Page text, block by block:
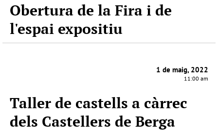
Obertura de la Fira i de
l'espai expositiu
1 de maig, 2022
11:00 am
Taller de castells a càrrec
dels Castellers de Berga